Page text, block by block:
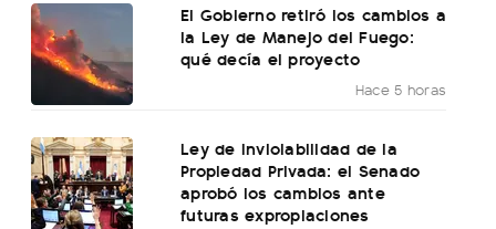
El Gobierno retiró los cambios a
la Ley de Manejo del Fuego:
qué decía el proyecto
Hace 5 horas
Ley de Inviolabilidad de la
Propiedad Privada: el Senado
aprobó los cambios ante
futuras expropiaciones